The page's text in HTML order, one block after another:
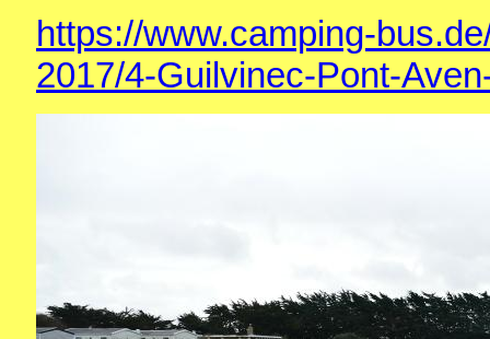
https://www.camping-
2017/4-Guilvinec-Pont-